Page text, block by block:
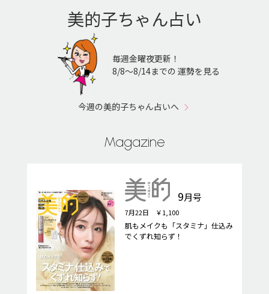
美的子ちゃん占い
毎週金曜夜更新！
8/8〜8/14までの 運勢を見る
今週の美的子ちゃん占いへ
Magazine
9月号
7月22日 ￥1,100
肌もメイクも「スタミナ」仕込み
でくずれ知らず！